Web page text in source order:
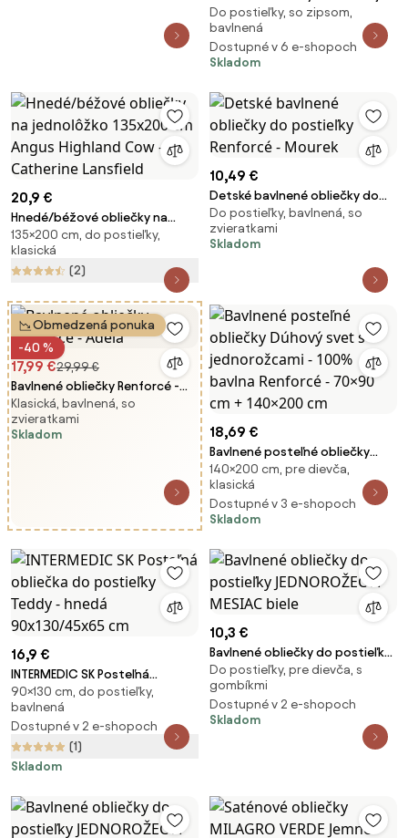
postieľky s Myškou a syrom -
100% bavlna - zipsové
zapínanie - 100 × 135 cm + 40 ×
60 cm
Do postieľky, so zipsom,
bavlnená
Dostupné v 6 e-shopoch
Skladom
20,9 €
Hnedé/béžové obliečky na
jednolôžko 135x200 cm Angus
Highland Cow – Catherine
Lansfield
135×200 cm, do postieľky,
klasická
(2)
10,49 €
Detské bavlnené obliečky do
postieľky Renforcé - Mourek
Do postieľky, bavlnená, so
zvieratkami
Skladom
Obmedzená ponuka
-40 %
17,99 €29,99 €
Bavlnené obliečky Renforcé -
Adela
Klasická, bavlnená, so
zvieratkami
Skladom
18,69 €
Bavlnené posteľné obliečky
Dúhový svet s jednorožcami -
100% bavlna Renforcé - 70×90
cm + 140×200 cm
140×200 cm, pre dievča,
klasická
Dostupné v 3 e-shopoch
Skladom
16,9 €
INTERMEDIC SK Posteľná
obliečka do postieľky Teddy -
hnedá 90x130/45x65 cm
90×130 cm, do postieľky,
bavlnená
Dostupné v 2 e-shopoch
(1)
Skladom
10,3 €
Bavlnené obliečky do postieľky
JEDNOROŽEC A MESIAC biele
Do postieľky, pre dievča, s
gombíkmi
Dostupné v 2 e-shopoch
Skladom